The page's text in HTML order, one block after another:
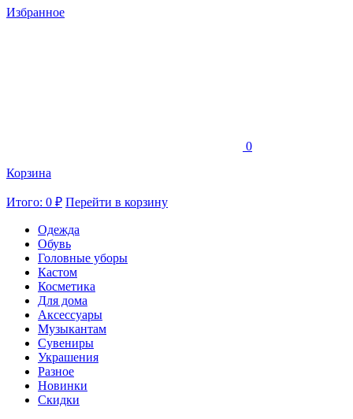
Избранное
0
Корзина
Итого: 0 ₽ Перейти в корзину
Одежда
Обувь
Головные уборы
Кастом
Косметика
Для дома
Аксессуары
Музыкантам
Сувениры
Украшения
Разное
Новинки
Скидки